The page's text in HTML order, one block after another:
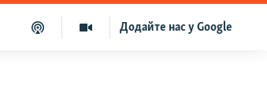
Додайте нас у Google